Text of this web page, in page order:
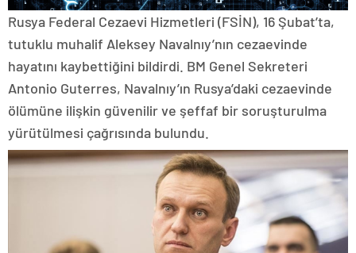
Rusya Federal Cezaevi Hizmetleri (FSİN), 16 Şubat’ta,
tutuklu muhalif Aleksey Navalnıy’nın cezaevinde
hayatını kaybettiğini bildirdi. BM Genel Sekreteri
Antonio Guterres, Navalnıy’ın Rusya’daki cezaevinde
ölümüne ilişkin güvenilir ve şeffaf bir soruşturulma
yürütülmesi çağrısında bulundu.